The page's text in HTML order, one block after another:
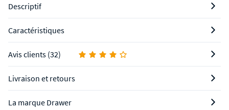
Descriptif
Caractéristiques
Avis clients (32)
Livraison et retours
La marque Drawer